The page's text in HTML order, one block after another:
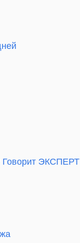
Говорит ЭКСПЕРТ